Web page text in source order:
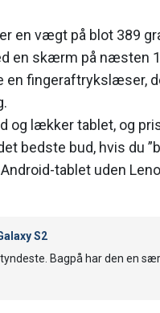
en vægt på blot 389
en skærm på næsten
en fingeraftrykslæser,
og lækker tablet, og
bedste bud, hvis du
tablet uden
Bagpå har den en